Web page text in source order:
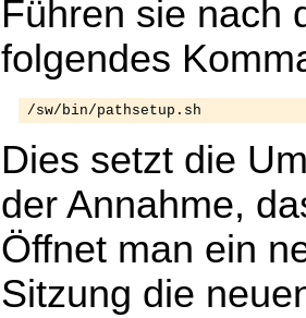
Führen sie nach
folgendes
/sw/bin/pathsetup.sh
Dies setzt die
der Annahme,
Öffnet man ein
Sitzung die